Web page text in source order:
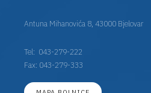
Antuna Mihanovića 8, 43000 Bjelovar
Tel: 043-279-222
Fax: 043-279-333